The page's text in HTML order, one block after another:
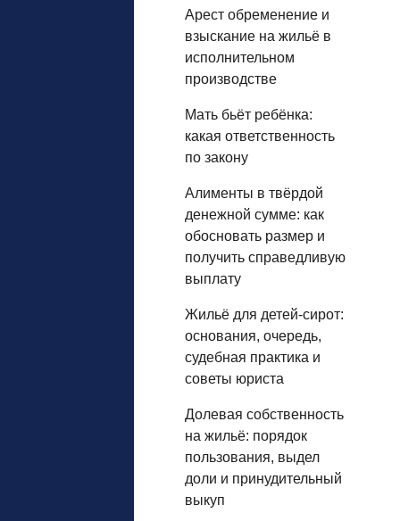
Арест обременение и
взыскание на жильё в
исполнительном
производстве
Мать бьёт ребёнка:
какая ответственность
по закону
Алименты в твёрдой
денежной сумме: как
обосновать размер и
получить справедливую
выплату
Жильё для детей‑сирот:
основания, очередь,
судебная практика и
советы юриста
Долевая собственность
на жильё: порядок
пользования, выдел
доли и принудительный
выкуп